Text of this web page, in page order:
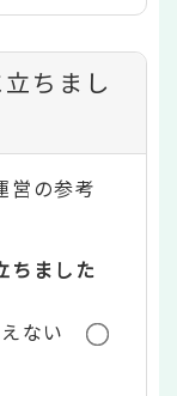
ちまし
営の参考
ちました
ない